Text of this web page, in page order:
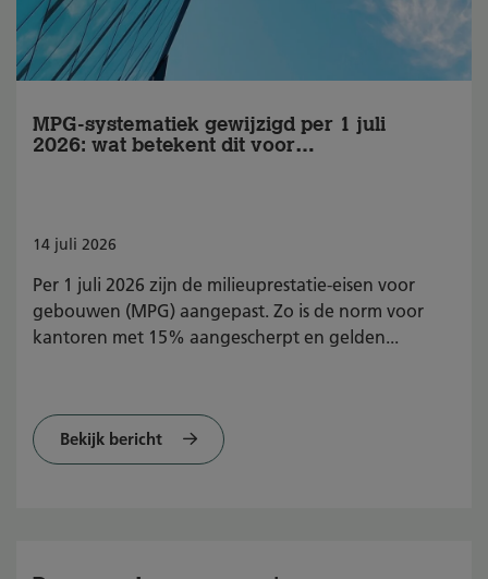
MPG-systematiek gewijzigd per 1 juli
2026: wat betekent dit voor
14 juli 2026
Per 1 juli 2026 zijn de milieuprestatie-eisen voor
gebouwen (MPG) aangepast. Zo is de norm voor
kantoren met 15% aangescherpt en gelden...
Bekijk bericht